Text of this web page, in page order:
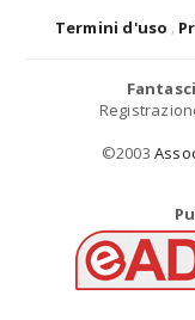
Termini d'uso
©2003